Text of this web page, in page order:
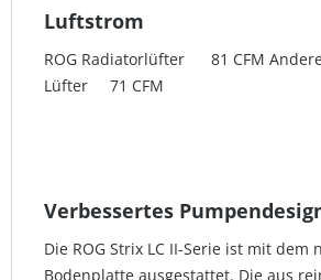
Luftstrom
ROG Radiatorlüfter 81 CFM
Lüfter 71 CFM
Verbessertes
Die ROG Strix LC II-Serie ist mit dem
Bodenplatte ausgestattet. Die aus